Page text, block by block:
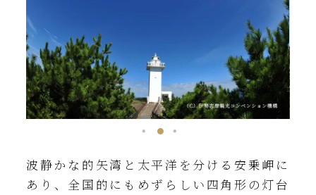
波静かな的矢湾と太平洋を分ける安乗岬に
あり、全国的にもめずらしい四角形の灯台